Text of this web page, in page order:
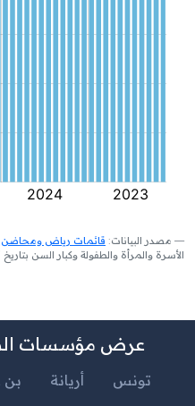
مصدر البيانات: قائمات رياض ومحاضن
الأسرة والمرأة والطفولة وكبار السن بتاريخ 2026/08/07 على الساعة 16:31
عرض مؤسسات
تونس أريانة